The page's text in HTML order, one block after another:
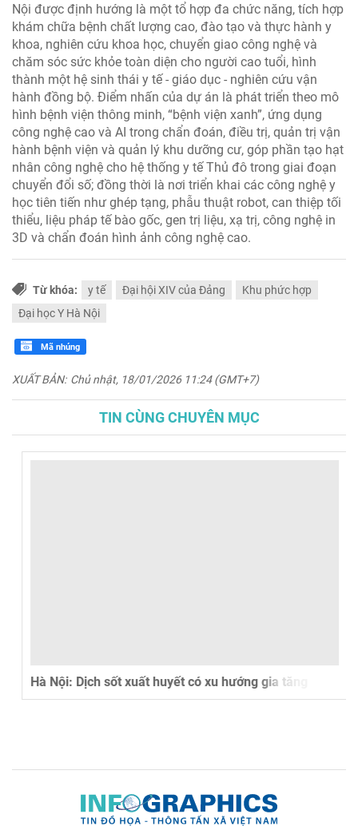
Nội được định hướng là một tổ hợp đa chức năng, tích hợp
khám chữa bệnh chất lượng cao, đào tạo và thực hành y
khoa, nghiên cứu khoa học, chuyển giao công nghệ và
chăm sóc sức khỏe toàn diện cho người cao tuổi, hình
thành một hệ sinh thái y tế - giáo dục - nghiên cứu vận
hành đồng bộ. Điểm nhấn của dự án là phát triển theo mô
hình bệnh viện thông minh, “bệnh viện xanh”, ứng dụng
công nghệ cao và AI trong chẩn đoán, điều trị, quản trị vận
hành bệnh viện và quản lý khu dưỡng cư, góp phần tạo hạt
nhân công nghệ cho hệ thống y tế Thủ đô trong giai đoạn
chuyển đổi số; đồng thời là nơi triển khai các công nghệ y
học tiên tiến như ghép tạng, phẫu thuật robot, can thiệp tối
thiểu, liệu pháp tế bào gốc, gen trị liệu, xạ trị, công nghệ in
3D và chẩn đoán hình ảnh công nghệ cao.
Từ khóa: y tế Đại hội XIV của Đảng
Khu phức hợp
Đại học Y Hà Nội
Mã nhúng
XUẤT BẢN: Chủ nhật, 18/01/2026 11:24 (GMT+7)
TIN CÙNG CHUYÊN MỤC
Hà Nội: Dịch sốt xuất huyết có xu hướng gia tăng